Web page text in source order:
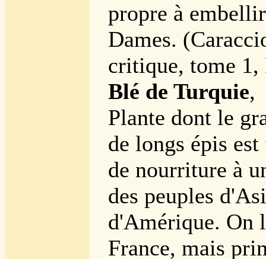
propre à
Dames.
critique, tome 1,
Blé de Turquie,
Plante dont le
de longs épis
de nourriture à
des peuples
d'Amérique. On
France, mais